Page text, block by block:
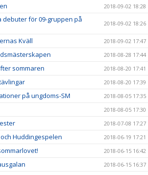
2018-09-02 18:28
debuter för 09-gruppen på
2018-09-02 18:26
Kväll 2018-09-02 17:47
2018-08-28 17:44
sommaren 2018-08-20 17:41
2018-08-20 17:39
på ungdoms-SM 2018-08-05 17:35
2018-08-05 17:30
2018-07-08 17:27
Huddingespelen 2018-06-19 17:21
2018-06-15 16:42
2018-06-15 16:37